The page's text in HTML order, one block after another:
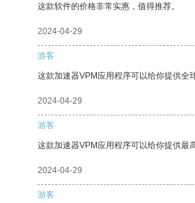
这款软件的价格非常实惠，值得推荐。
2024-04-29
游客
这款加速器VPM应用程序可以给你提供全
2024-04-29
游客
这款加速器VPM应用程序可以给你提供最
2024-04-29
游客